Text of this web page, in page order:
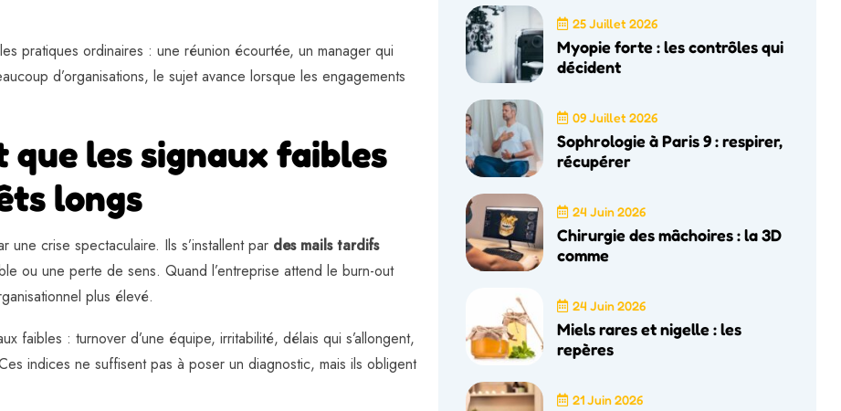
pratiques ordinaires : une réunion écourtée, un manager qui
d’organisations, le sujet avance lorsque les engagements
que les signaux faibles
longs
une crise spectaculaire. Ils s’installent par des mails tardifs
ou une perte de sens. Quand l’entreprise attend le burn-out
plus élevé.
faibles : turnover d’une équipe, irritabilité, délais qui s’allongent,
indices ne suffisent pas à poser un diagnostic, mais ils obligent
25 Juillet 2026
Myopie forte : les contrôles qui
décident
09 Juillet 2026
Sophrologie à Paris 9 : respirer,
récupérer
24 Juin 2026
Chirurgie des mâchoires : la 3D
comme
24 Juin 2026
Miels rares et nigelle : les
repères
21 Juin 2026